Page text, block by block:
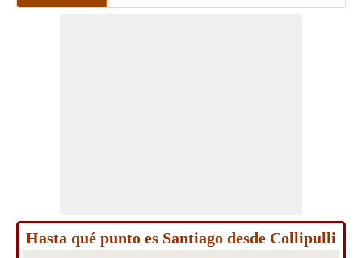
Hasta qué punto es Santiago desde Collipulli